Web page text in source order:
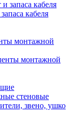
кабеля
монтажной
монтажной
стеновые
звено, ушко